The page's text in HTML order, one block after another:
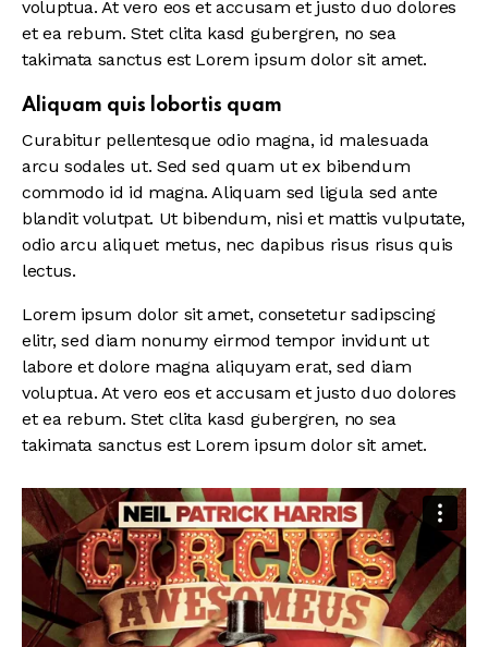
voluptua. At vero eos et accusam et justo duo dolores
et ea rebum. Stet clita kasd gubergren, no sea
takimata sanctus est Lorem ipsum dolor sit amet.
Aliquam quis lobortis quam
Curabitur pellentesque odio magna, id malesuada
arcu sodales ut. Sed sed quam ut ex bibendum
commodo id id magna. Aliquam sed ligula sed ante
blandit volutpat. Ut bibendum, nisi et mattis vulputate,
odio arcu aliquet metus, nec dapibus risus risus quis
lectus.
Lorem ipsum dolor sit amet, consetetur sadipscing
elitr, sed diam nonumy eirmod tempor invidunt ut
labore et dolore magna aliquyam erat, sed diam
voluptua. At vero eos et accusam et justo duo dolores
et ea rebum. Stet clita kasd gubergren, no sea
takimata sanctus est Lorem ipsum dolor sit amet.